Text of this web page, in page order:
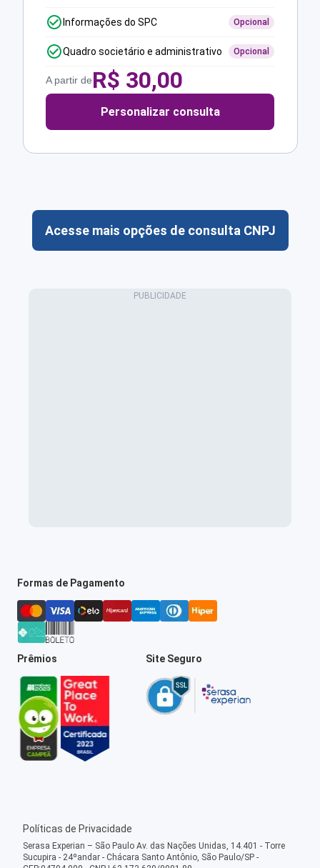
Informações do SPC Opcional
Quadro societário e administrativo Opcional
A partir deR$ 30,00
Personalizar consulta
Acesse mais opções de consulta CNPJ
Formas de Pagamento
Prêmios Site Seguro
Políticas de Privacidade
Serasa Experian – São Paulo Av. das Nações Unidas, 14.401 - Torre
Sucupira - 24ºandar - Chácara Santo Antônio, São Paulo/SP -